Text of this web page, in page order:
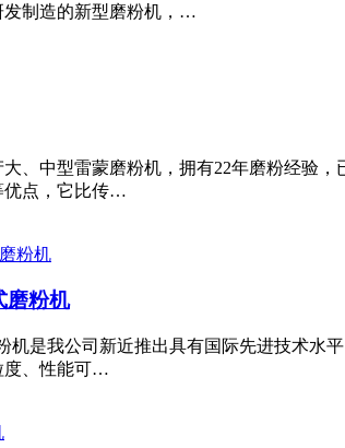
发制造的新型磨粉机，…
、中型雷蒙磨粉机，拥有22年磨粉经验
优点，它比传…
磨粉机
机是我公司新近推出具有国际先进技术水
度、性能可…